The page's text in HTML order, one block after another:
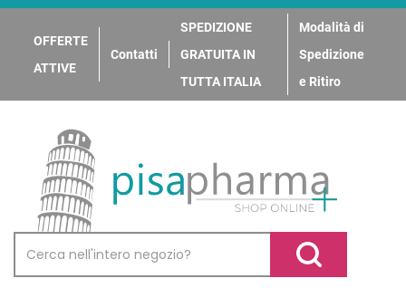
Passa
contenuto
principale
OFFERTE
ATTIVE
Contatti
SPEDIZIONE
GRATUITA IN
TUTTA ITALIA
Modalità di
Spedizione
e Ritiro
PisaPharma
Prodotto
Cerca Prodotto